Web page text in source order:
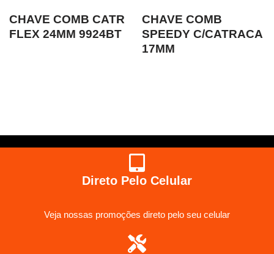
CHAVE COMB CATR
FLEX 24MM 9924BT
CHAVE COMB
SPEEDY C/CATRACA
17MM
Direto Pelo Celular
Veja nossas promoções direto pelo seu celular